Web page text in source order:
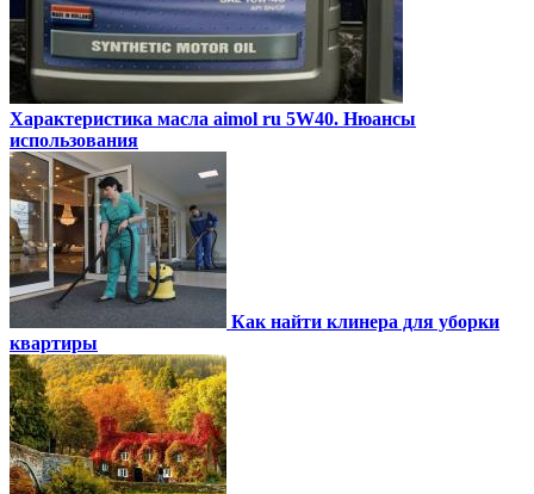
Характеристика масла aimol ru 5W40. Нюансы
использования
Как найти клинера для уборки
квартиры